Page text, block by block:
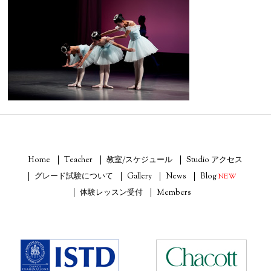
Home Teacher 教室/スケジュール
Studio アクセス
グレード試験について
Gallery News BlogNEW
体験レッスン受付
Members